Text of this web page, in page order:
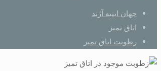
جهان ابنیه آژند
اتاق تمیز
رطوبت اتاق تمیز